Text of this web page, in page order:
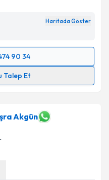
Haritada Göster
90 34
Talep Et
ile bilgilendireceğiz.
Akgün